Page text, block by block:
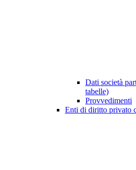
Dati società
tabelle)
Provvedimenti
Enti di diritto privato